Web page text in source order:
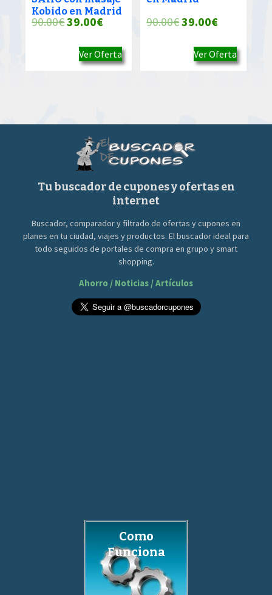
Kobido en Madrid
90.00€El
original
39.00€El
actual
Ver Oferta
90.00€El
original
39.00€El
actual
Ver Oferta
Tu buscador de cupones y ofertas en
internet
Buscador, comparador y filtrado de ofertas y cupones en
planes en tu ciudad, viajes y productos. El buscador ideal para
todo seguidos de portales de compra en grupo y smart
shopping.
Ahorro / Noticias / Artículos
Como
Funciona